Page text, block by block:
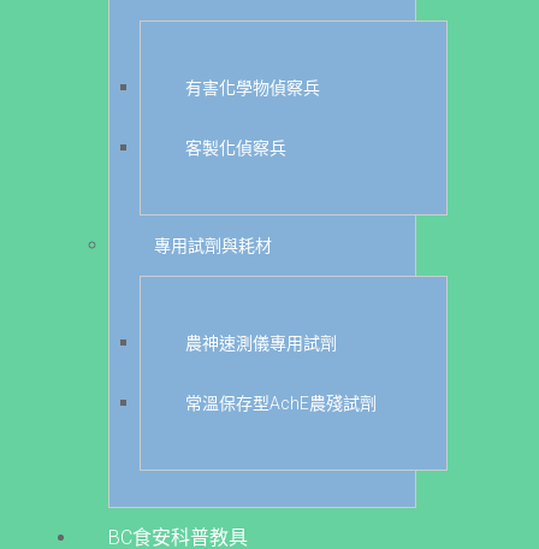
有害化學物偵察兵
客製化偵察兵
專用試劑與耗材
農神速測儀專用試劑
常溫保存型AchE農殘試劑
BC食安科普教具